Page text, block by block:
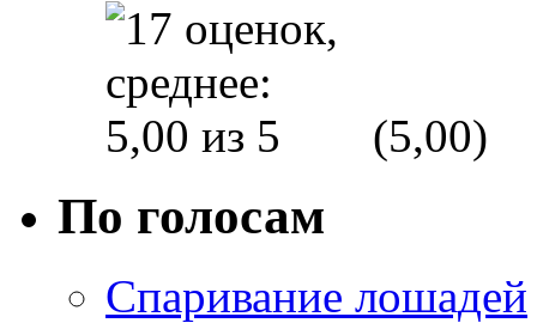
(5,00)
По голосам
Спаривание лошадей